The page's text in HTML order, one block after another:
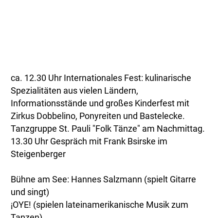
ca. 12.30 Uhr Internationales Fest: kulinarische
Spezialitäten aus vielen Ländern,
Informationsstände und großes Kinderfest mit
Zirkus Dobbelino, Ponyreiten und Bastelecke.
Tanzgruppe St. Pauli "Folk Tänze" am Nachmittag.
13.30 Uhr Gespräch mit Frank Bsirske im
Steigenberger
Bühne am See: Hannes Salzmann (spielt Gitarre
und singt)
¡OYE! (spielen lateinamerikanische Musik zum